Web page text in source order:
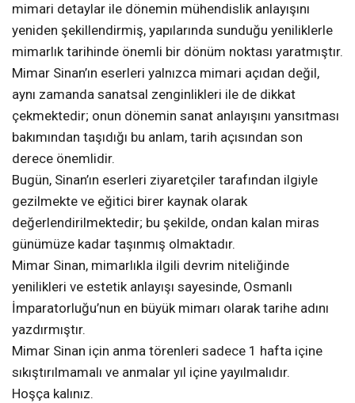
mimari detaylar ile dönemin mühendislik anlayışını
yeniden şekillendirmiş, yapılarında sunduğu yeniliklerle
mimarlık tarihinde önemli bir dönüm noktası yaratmıştır.
Mimar Sinan’ın eserleri yalnızca mimari açıdan değil,
aynı zamanda sanatsal zenginlikleri ile de dikkat
çekmektedir; onun dönemin sanat anlayışını yansıtması
bakımından taşıdığı bu anlam, tarih açısından son
derece önemlidir.
Bugün, Sinan’ın eserleri ziyaretçiler tarafından ilgiyle
gezilmekte ve eğitici birer kaynak olarak
değerlendirilmektedir; bu şekilde, ondan kalan miras
günümüze kadar taşınmış olmaktadır.
Mimar Sinan, mimarlıkla ilgili devrim niteliğinde
yenilikleri ve estetik anlayışı sayesinde, Osmanlı
İmparatorluğu’nun en büyük mimarı olarak tarihe adını
yazdırmıştır.
Mimar Sinan için anma törenleri sadece 1 hafta içine
sıkıştırılmamalı ve anmalar yıl içine yayılmalıdır.
Hoşça kalınız.